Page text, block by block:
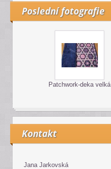
Poslední fotografie
Patchwork-deka velká
Kontakt
Jana Jarkovská